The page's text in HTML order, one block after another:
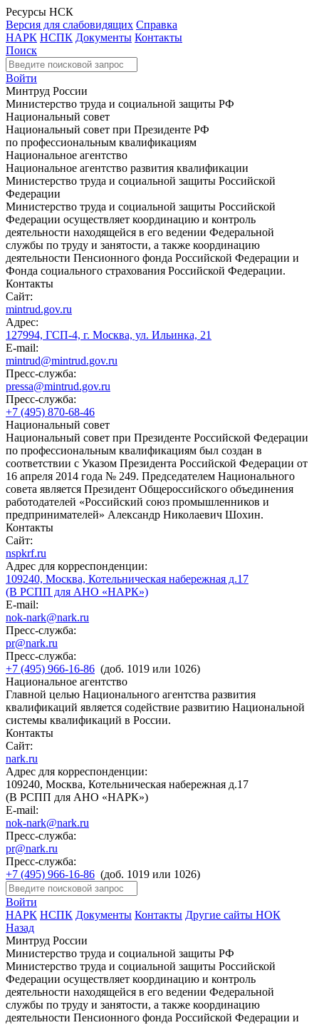
Ресурсы НСК
Версия для слабовидящих Справка
НАРК НСПК Документы Контакты
Поиск
Войти
Минтруд России
Министерство труда и социальной защиты РФ
Национальный совет
Национальный совет при Президенте РФ
по профессиональным квалификациям
Национальное агентство
Национальное агентство развития квалификации
Министерство труда и социальной защиты Российской
Федерации
Министерство труда и социальной защиты Российской
Федерации осуществляет координацию и контроль
деятельности находящейся в его ведении Федеральной
службы по труду и занятости, а также координацию
деятельности Пенсионного фонда Российской Федерации и
Фонда социального страхования Российской Федерации.
Контакты
Сайт:
mintrud.gov.ru
Адрес:
127994, ГСП-4, г. Москва, ул. Ильинка, 21
E-mail:
mintrud@mintrud.gov.ru
Пресс-служба:
pressa@mintrud.gov.ru
Пресс-служба:
+7 (495) 870-68-46
Национальный совет
Национальный совет при Президенте Российской Федерации
по профессиональным квалификациям был создан в
соответствии с Указом Президента Российской Федерации от
16 апреля 2014 года № 249. Председателем Национального
совета является Президент Общероссийского объединения
работодателей «Российский союз промышленников и
предпринимателей» Александр Николаевич Шохин.
Контакты
Сайт:
nspkrf.ru
Адрес для корреспонденции:
109240, Москва, Котельническая набережная д.17
(В РСПП для АНО «НАРК»)
E-mail:
nok-nark@nark.ru
Пресс-служба:
pr@nark.ru
Пресс-служба:
+7 (495) 966-16-86 (доб. 1019 или 1026)
Национальное агентство
Главной целью Национального агентства развития
квалификаций является содействие развитию Национальной
системы квалификаций в России.
Контакты
Сайт:
nark.ru
Адрес для корреспонденции:
109240, Москва, Котельническая набережная д.17
(В РСПП для АНО «НАРК»)
E-mail:
nok-nark@nark.ru
Пресс-служба:
pr@nark.ru
Пресс-служба:
+7 (495) 966-16-86 (доб. 1019 или 1026)
Войти
НАРК НСПК Документы Контакты Другие сайты НОК
Назад
Минтруд России
Министерство труда и социальной защиты РФ
Министерство труда и социальной защиты Российской
Федерации осуществляет координацию и контроль
деятельности находящейся в его ведении Федеральной
службы по труду и занятости, а также координацию
деятельности Пенсионного фонда Российской Федерации и